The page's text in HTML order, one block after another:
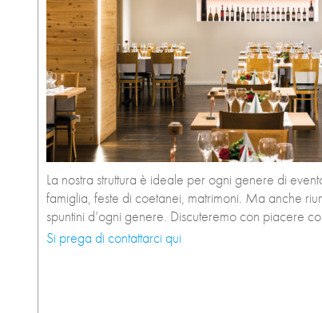
La nostra struttura è ideale per ogni genere di
famiglia, feste di coetanei, matrimoni. Ma anche
spuntini d’ogni genere. Discuteremo con piacere
Si prega di contattarci qui